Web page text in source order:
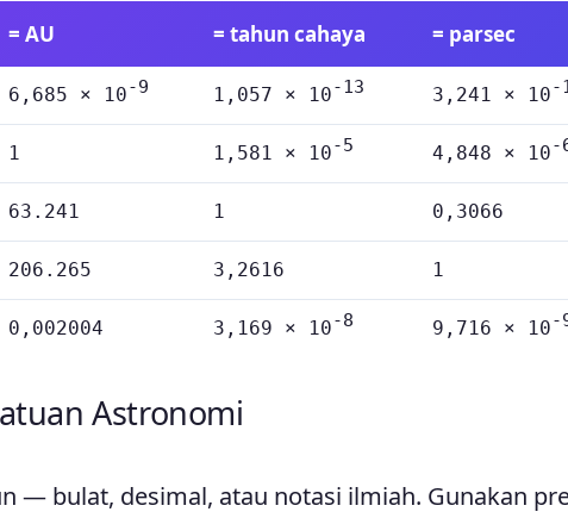
= AU = tahun cahaya = parsec
6,685 × 10-9 1,057 × 10-13 3,241 × 10-
1 1,581 × 10-5 4,848 × 10-
63.241 1 0,3066
206.265 3,2616 1
0,002004 3,169 × 10-8 9,716 × 10-
Astronomi
— bulat, desimal, atau notasi ilmiah. Gunakan